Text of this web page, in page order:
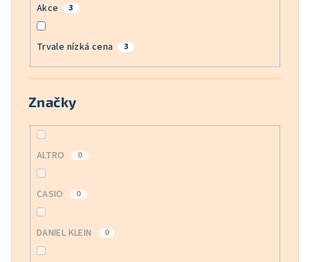
Akce 3
Trvale nízká cena 3
Značky
ALTRO 0
CASIO 0
DANIEL KLEIN 0